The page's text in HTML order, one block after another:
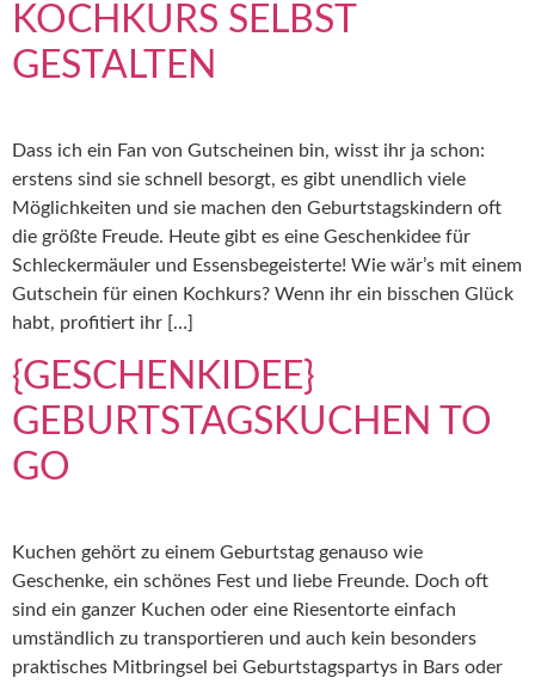
KOCHKURS SELBST
GESTALTEN
Dass ich ein Fan von Gutscheinen bin, wisst ihr ja schon:
erstens sind sie schnell besorgt, es gibt unendlich viele
Möglichkeiten und sie machen den Geburtstagskindern oft
die größte Freude. Heute gibt es eine Geschenkidee für
Schleckermäuler und Essensbegeisterte! Wie wär’s mit einem
Gutschein für einen Kochkurs? Wenn ihr ein bisschen Glück
habt, profitiert ihr […]
{GESCHENKIDEE}
GEBURTSTAGSKUCHEN TO
GO
Kuchen gehört zu einem Geburtstag genauso wie
Geschenke, ein schönes Fest und liebe Freunde. Doch oft
sind ein ganzer Kuchen oder eine Riesentorte einfach
umständlich zu transportieren und auch kein besonders
praktisches Mitbringsel bei Geburtstagspartys in Bars oder